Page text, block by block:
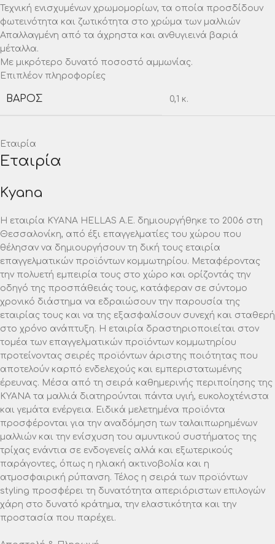
Τεχνική ενισχυμένων χρωμομορίων, τα οποία προσδίδουν
φωτεινότητα και ζωτικότητα στο χρώμα των μαλλιών
Απαλλαγμένη από τα άχρηστα και ανθυγιεινά βαριά
μέταλλα.
Με μικρότερο δυνατό ποσοστό αμμωνίας.
Επιπλέον πληροφορίες
ΒΆΡΟΣ 0,1 κ.
Εταιρία
Εταιρία
Kyana
Η εταιρία ΚΥΑΝΑ HELLAS A.E. δημιουργήθηκε το 2006 στη
Θεσσαλονίκη, από έξι επαγγελματίες του χώρου που
θέλησαν να δημιουργήσουν τη δική τους εταιρία
επαγγελματικών προϊόντων κομμωτηρίου. Μεταφέροντας
την πολυετή εμπειρία τους στο χώρο και ορίζοντάς την
οδηγό της προσπάθειάς τους, κατάφεραν σε σύντομο
χρονικό διάστημα να εδραιώσουν την παρουσία της
εταιρίας τους και να της εξασφαλίσουν συνεχή και σταθερή
στο χρόνο ανάπτυξη. Η εταιρία δραστηριοποιείται στον
τομέα των επαγγελματικών προϊόντων κομμωτηρίου
προτείνοντας σειρές προϊόντων άριστης ποιότητας που
αποτελούν καρπό ενδελεχούς και εμπεριστατωμένης
έρευνας. Μέσα από τη σειρά καθημερινής περιποίησης της
ΚΥΑΝΑ τα μαλλιά διατηρούνται πάντα υγιή, ευκολοχτένιστα
και γεμάτα ενέργεια. Ειδικά μελετημένα προϊόντα
προσφέρονται για την αναδόμηση των ταλαιπωρημένων
μαλλιών και την ενίσχυση του αμυντικού συστήματος της
τρίχας ενάντια σε ενδογενείς αλλά και εξωτερικούς
παράγοντες, όπως η ηλιακή ακτινοβολία και η
ατμοσφαιρική ρύπανση. Τέλος η σειρά των προϊόντων
styling προσφέρει τη δυνατότητα απεριόριστων επιλογών
χάρη στο δυνατό κράτημα, την ελαστικότητα και την
προστασία που παρέχει.